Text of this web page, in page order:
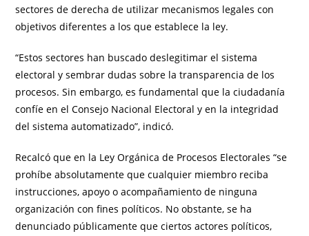
sectores de derecha de utilizar mecanismos legales con
objetivos diferentes a los que establece la ley.
“Estos sectores han buscado deslegitimar el sistema
electoral y sembrar dudas sobre la transparencia de los
procesos. Sin embargo, es fundamental que la ciudadanía
confíe en el Consejo Nacional Electoral y en la integridad
del sistema automatizado”, indicó.
Recalcó que en la Ley Orgánica de Procesos Electorales “se
prohíbe absolutamente que cualquier miembro reciba
instrucciones, apoyo o acompañamiento de ninguna
organización con fines políticos. No obstante, se ha
denunciado públicamente que ciertos actores políticos,